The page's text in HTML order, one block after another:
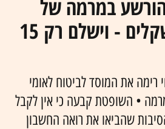
במרמה של
עשרות אלפי שקלים - וישלם רק 15
רימה את המוסד לביטוח לאומי
• השופטת קבעה כי אין לקבל
שהביאו את רואה החשבון